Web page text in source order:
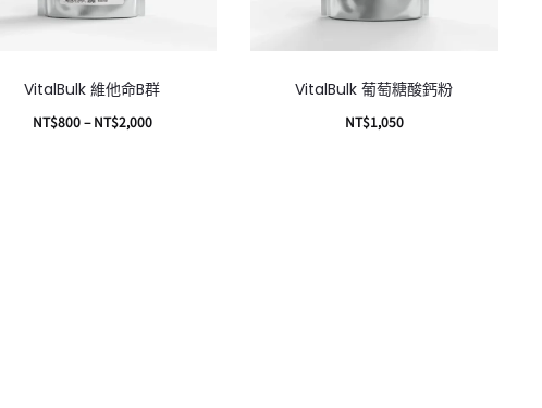
VitalBulk 維他命B群
NT$800– NT$2,000
VitalBulk 葡萄糖酸鈣粉
NT$1,050